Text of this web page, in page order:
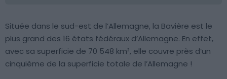
Située dans le sud-est de l’Allemagne, la Bavière est le
plus grand des 16 états fédéraux d’Allemagne. En effet,
avec sa superficie de 70 548 km², elle couvre près d’un
cinquième de la superficie totale de l’Allemagne !